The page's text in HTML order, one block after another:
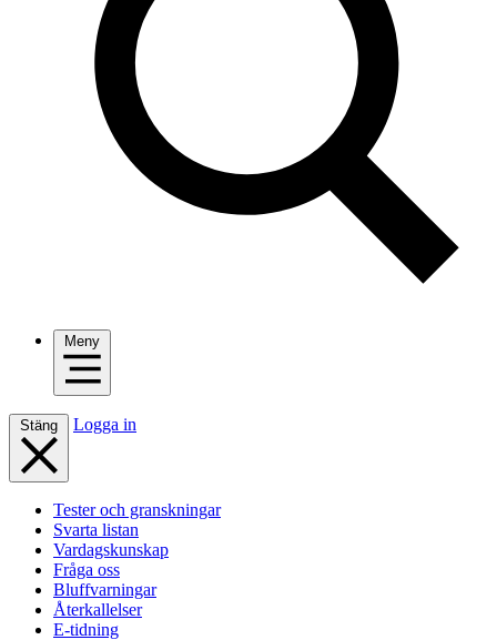
Meny
Stäng Logga in
Tester och granskningar
Svarta listan
Vardagskunskap
Fråga oss
Bluffvarningar
Återkallelser
E-tidning